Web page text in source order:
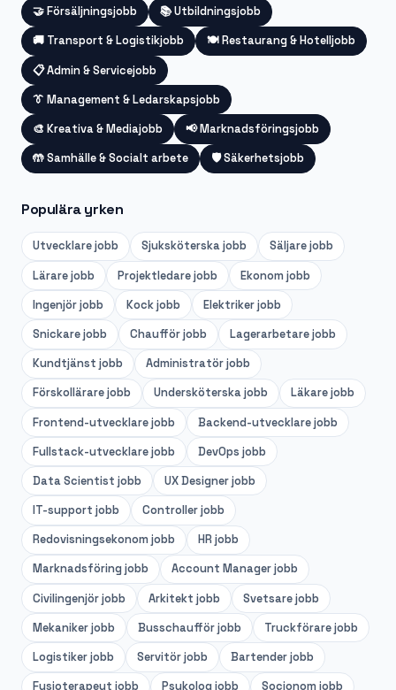
🤝Försäljningsjobb 📚Utbildningsjobb
🚚 Transport & Logistikjobb 🍽️Restaurang & Hotelljobb
📋Admin & Servicejobb
👔 Management & Ledarskapsjobb
🎨 Kreativa & Mediajobb 📢Marknadsföringsjobb
🤲Samhälle & Socialt arbete 🛡️Säkerhetsjobb
Populära yrken
Utvecklarejobb Sjuksköterskajobb Säljarejobb
Lärarejobb Projektledarejobb Ekonom jobb
Ingenjörjobb Kockjobb Elektrikerjobb
Snickarejobb Chaufförjobb Lagerarbetarejobb
Kundtjänst jobb Administratörjobb
Förskollärarejobb Undersköterskajobb Läkarejobb
Frontend-utvecklarejobb Backend-utvecklarejobb
Fullstack-utvecklarejobb DevOps jobb
Data Scientist jobb UX Designerjobb
IT-support jobb Controllerjobb
Redovisningsekonom jobb HR jobb
Marknadsföring jobb Account Managerjobb
Civilingenjörjobb Arkitekt jobb Svetsarejobb
Mekanikerjobb Busschaufförjobb Truckförarejobb
Logistikerjobb Servitörjobb Bartenderjobb
Fysioterapeut jobb Psykolog jobb Socionom jobb